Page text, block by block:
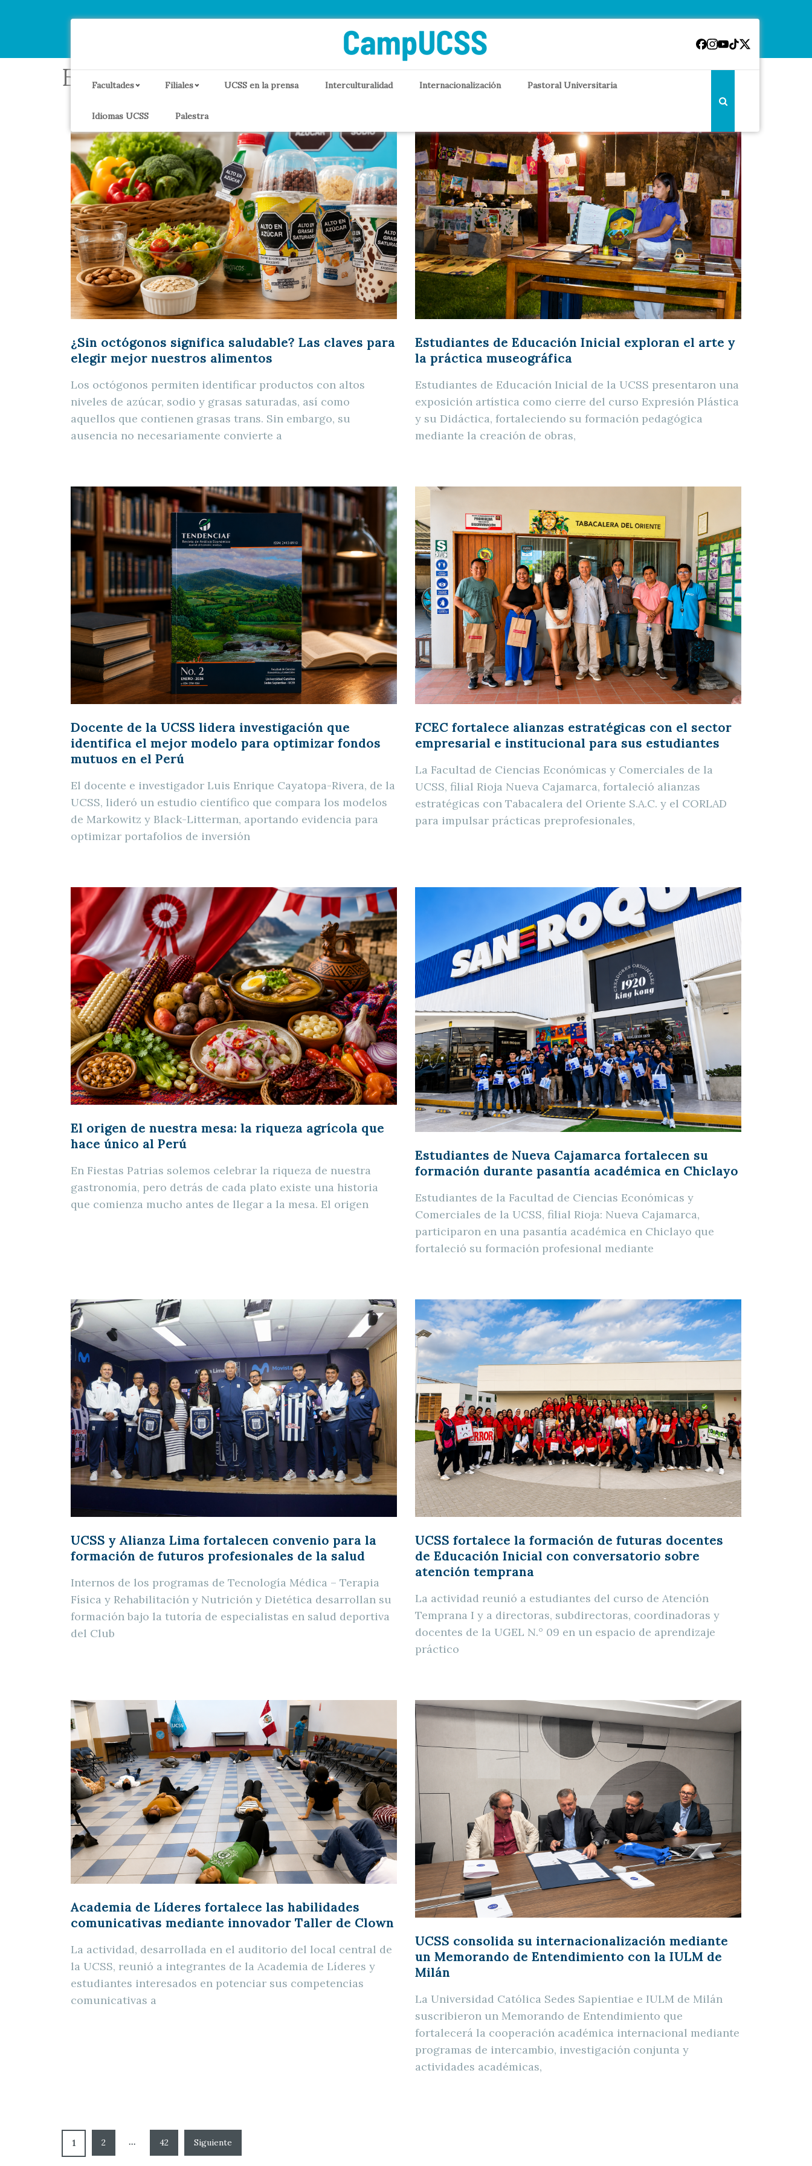
Facultades Filiales UCSS en la prensa Interculturalidad Internacionalización Pastoral Universitaria
Idiomas UCSS Palestra
Etiqueta:Destacado
¿Sin octógonos significa saludable? Las claves para
elegir mejor nuestros alimentos
Los octógonos permiten identificar productos con altos
niveles de azúcar, sodio y grasas saturadas, así como
aquellos que contienen grasas trans. Sin embargo, su
ausencia no necesariamente convierte a
Estudiantes de Educación Inicial exploran el arte y
la práctica museográfica
Estudiantes de Educación Inicial de la UCSS presentaron una
exposición artística como cierre del curso Expresión Plástica
y su Didáctica, fortaleciendo su formación pedagógica
mediante la creación de obras,
Docente de la UCSS lidera investigación que
identifica el mejor modelo para optimizar fondos
mutuos en el Perú
El docente e investigador Luis Enrique Cayatopa-Rivera, de la
UCSS, lideró un estudio científico que compara los modelos
de Markowitz y Black-Litterman, aportando evidencia para
optimizar portafolios de inversión
FCEC fortalece alianzas estratégicas con el sector
empresarial e institucional para sus estudiantes
La Facultad de Ciencias Económicas y Comerciales de la
UCSS, filial Rioja Nueva Cajamarca, fortaleció alianzas
estratégicas con Tabacalera del Oriente S.A.C. y el CORLAD
para impulsar prácticas preprofesionales,
El origen de nuestra mesa: la riqueza agrícola que
hace único al Perú
En Fiestas Patrias solemos celebrar la riqueza de nuestra
gastronomía, pero detrás de cada plato existe una historia
que comienza mucho antes de llegar a la mesa. El origen
Estudiantes de Nueva Cajamarca fortalecen su
formación durante pasantía académica en Chiclayo
Estudiantes de la Facultad de Ciencias Económicas y
Comerciales de la UCSS, filial Rioja: Nueva Cajamarca,
participaron en una pasantía académica en Chiclayo que
fortaleció su formación profesional mediante
UCSS y Alianza Lima fortalecen convenio para la
formación de futuros profesionales de la salud
Internos de los programas de Tecnología Médica – Terapia
Física y Rehabilitación y Nutrición y Dietética desarrollan su
formación bajo la tutoría de especialistas en salud deportiva
del Club
UCSS fortalece la formación de futuras docentes
de Educación Inicial con conversatorio sobre
atención temprana
La actividad reunió a estudiantes del curso de Atención
Temprana I y a directoras, subdirectoras, coordinadoras y
docentes de la UGEL N.° 09 en un espacio de aprendizaje
práctico
Academia de Líderes fortalece las habilidades
comunicativas mediante innovador Taller de Clown
La actividad, desarrollada en el auditorio del local central de
la UCSS, reunió a integrantes de la Academia de Líderes y
estudiantes interesados en potenciar sus competencias
comunicativas a
UCSS consolida su internacionalización mediante
un Memorando de Entendimiento con la IULM de
Milán
La Universidad Católica Sedes Sapientiae e IULM de Milán
suscribieron un Memorando de Entendimiento que
fortalecerá la cooperación académica internacional mediante
programas de intercambio, investigación conjunta y
actividades académicas,
1 2 … 42